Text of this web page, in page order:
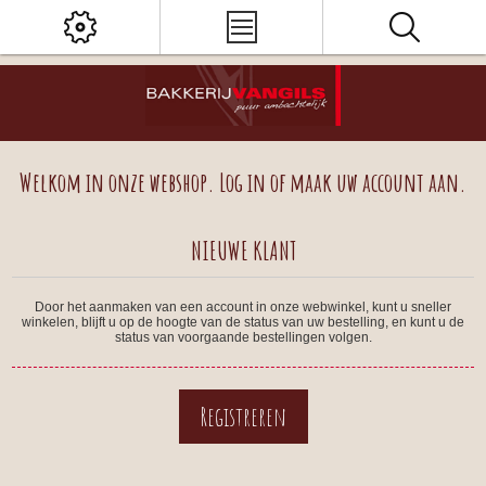
Welkom in onze webshop. Log in of maak uw account aan.
NIEUWE KLANT
Door het aanmaken van een account in onze webwinkel, kunt u sneller
winkelen, blijft u op de hoogte van de status van uw bestelling, en kunt u de
status van voorgaande bestellingen volgen.